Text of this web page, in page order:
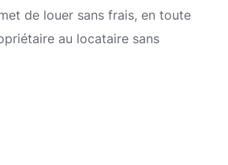
de louer sans frais, en toute
au locataire sans